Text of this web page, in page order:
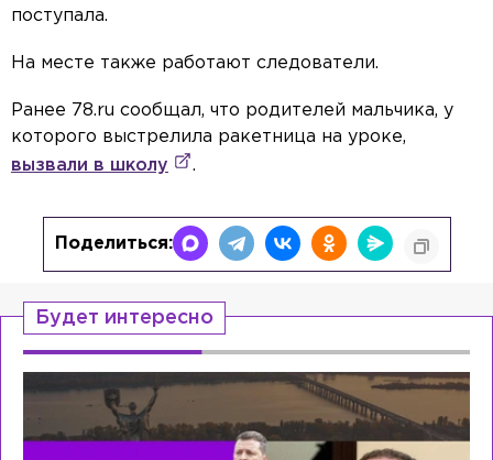
поступала.
На месте также работают следователи.
Ранее 78.ru сообщал, что родителей мальчика, у
которого выстрелила ракетница на уроке,
вызвали в школу
.
Поделиться:
Будет интересно